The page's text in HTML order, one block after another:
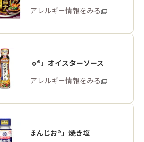
商品・アレルギー情報をみる
「Cook Do®」オイスターソース
商品・アレルギー情報をみる
「瀬戸のほんじお®」焼き塩